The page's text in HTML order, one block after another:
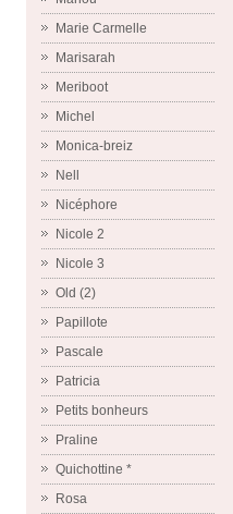
Marie Carmelle
Marisarah
Meriboot
Michel
Monica-breiz
Nell
Nicéphore
Nicole 2
Nicole 3
Old (2)
Papillote
Pascale
Patricia
Petits bonheurs
Praline
Quichottine *
Rosa